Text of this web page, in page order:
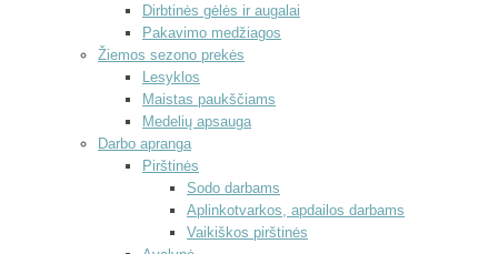
Dirbtinės gėlės ir augalai
Pakavimo medžiagos
Žiemos sezono prekės
Lesyklos
Maistas paukščiams
Medelių apsauga
Darbo apranga
Pirštinės
Sodo darbams
Aplinkotvarkos, apdailos darbams
Vaikiškos pirštinės